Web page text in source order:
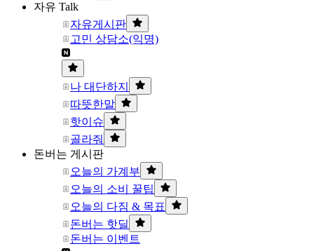
자유 Talk
자유게시판
고민 상담소(익명)
나 대단하지
따뜻한말
핫이슈
골라줘
돈버는 게시판
오늘의 가계부
오늘의 소비 꿀팁
오늘의 다짐 & 목표
돈버는 핫딜
돈버는 이벤트